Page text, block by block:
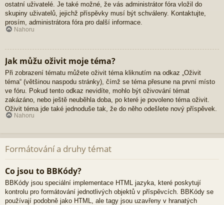
ostatní uživatelé. Je také možné, že vás administrátor fóra vložil do
skupiny uživatelů, jejichž příspěvky musí být schváleny. Kontaktujte,
prosím, administrátora fóra pro další informace.
Nahoru
Jak můžu oživit moje téma?
Při zobrazení tématu můžete oživit téma kliknutím na odkaz „Oživit
téma“ (většinou naspodu stránky), čímž se téma přesune na první místo
ve fóru. Pokud tento odkaz nevidíte, mohlo být oživování témat
zakázáno, nebo ještě neuběhla doba, po které je povoleno téma oživit.
Oživit téma jde také jednoduše tak, že do něho odešlete nový příspěvek.
Nahoru
Formátování a druhy témat
Co jsou to BBKódy?
BBKódy jsou speciální implementace HTML jazyka, které poskytují
kontrolu pro formátování jednotlivých objektů v příspěvcích. BBKódy se
používají podobně jako HTML, ale tagy jsou uzavřeny v hranatých